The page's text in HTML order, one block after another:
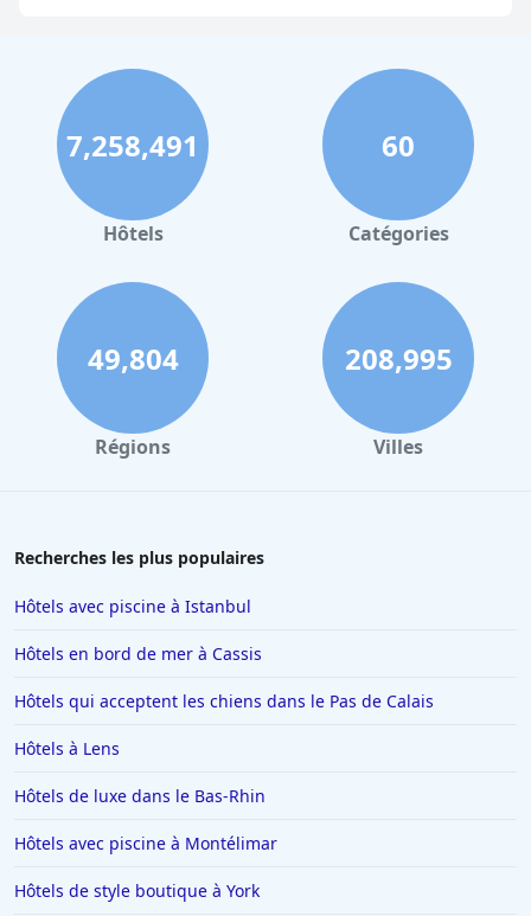
Hôtels à Perpignan
Hôtels au Grand-Bornand
Hôtels à Strasbourg
Hôtels à Valence
Hôtels à Gerardmer
Hôtels à Nantes
Hôtels à Tours
Hôtels à Concarneau
Hôtels à Saintes
Hôtels à Aix-les-Bains
Hôtels à Plailly
Hôtels à La Toussuire
Hôtels en Lorraine
Hôtels à Monte Carlo
7,258,491
Hôtels
60
Catégories
49,804
Régions
208,995
Villes
Recherches les plus populaires
Hôtels avec piscine à Istanbul
Hôtels en bord de mer à Cassis
Hôtels qui acceptent les chiens dans le Pas de Calais
Hôtels à Lens
Hôtels de luxe dans le Bas-Rhin
Hôtels avec piscine à Montélimar
Hôtels de style boutique à York